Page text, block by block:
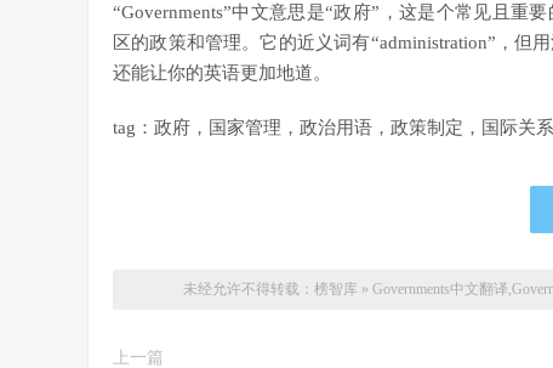
“Governments”中文意思是“政府”，这是个常见且重
区的政策和管理。它的近义词有“administration”，但
还能让你的英语更加地道。
tag：政府，国家管理，政治用语，政策制定，国际关
未经允许不得转载： 榜智库» Governments中文翻译
上一篇